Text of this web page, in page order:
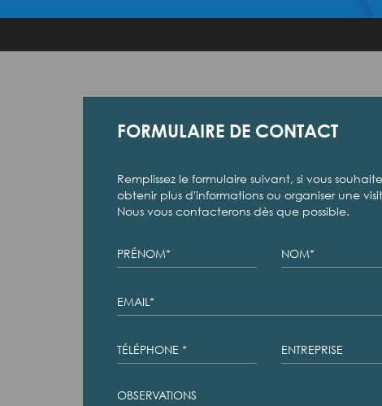
FORMULAIRE DE CONTACT
Remplissez le formulaire suivant, si vous
obtenir plus d'informations ou organiser une
Nous vous contacterons dès que possible.